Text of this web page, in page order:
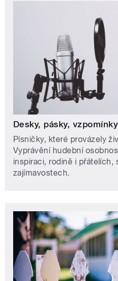
Desky, pásky, vzpomínky
Písničky, které provázely
Vyprávění hudební
inspiraci, rodině i přátelích,
zajímavostech.